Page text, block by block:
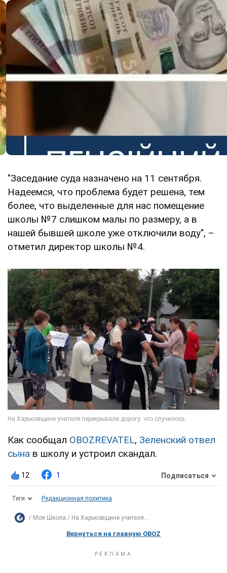
"Заседание суда назначено на 11 сентября.
Надеемся, что проблема будет решена, тем
более, что выделенные для нас помещение
школы №7 слишком малы по размеру, а в
нашей бывшей школе уже отключили воду", –
отметил директор школы №4.
Как сообщал OBOZREVATEL, Зеленский отвел
сына в школу и устроил скандал.
12 1 Подписаться
Теги Редакционная политика
Моя Школа На Харьковщине учителя...
Вернуться на главную OBOZ